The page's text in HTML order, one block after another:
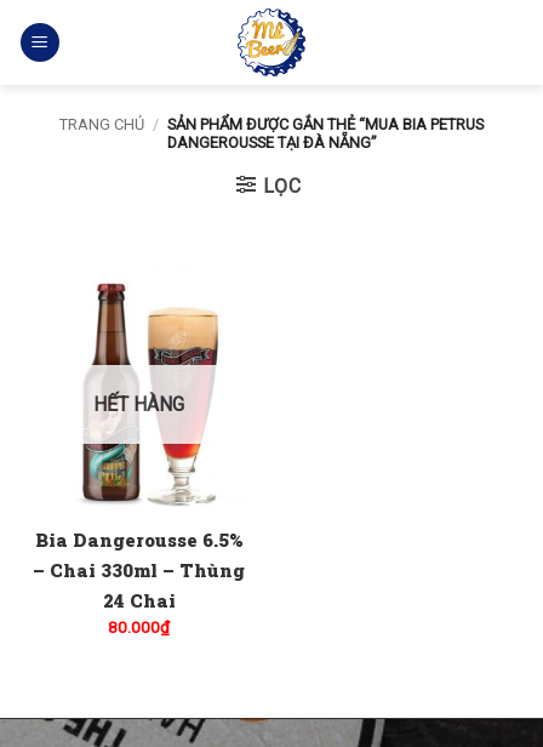
qua
TRANG CHỦ / SẢN PHẨM ĐƯỢC GẮN THẺ “MUA BIA PETRUS
DANGEROUSSE TẠI ĐÀ NẴNG”
LỌC
HẾT HÀNG
Bia Dangerousse 6.5%
– Chai 330ml – Thùng
24 Chai
80.000₫